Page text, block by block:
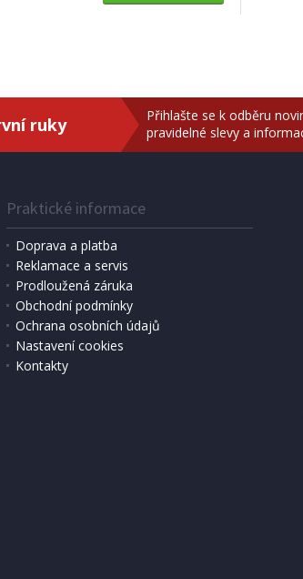
ruky
Přihlašte se k odběru
pravidelné slevy a
Praktické informace
Doprava a platba
Reklamace a servis
Prodloužená záruka
Obchodní podmínky
Ochrana osobních údajů
Nastavení cookies
Kontakty